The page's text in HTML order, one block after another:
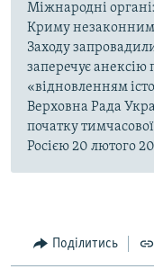
Міжнародні
Криму незаконними
Заходу
заперечує анексію
«відновленням
Верховна Рада
початку
Росією 20 лютого
Поділитись